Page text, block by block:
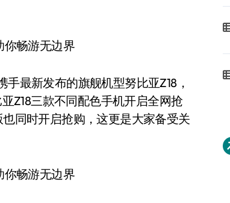
最新发布的旗舰机型努比亚Z18，
Z18三款不同配色手机开启全网抢
同时开启抢购，这更是大家备受关